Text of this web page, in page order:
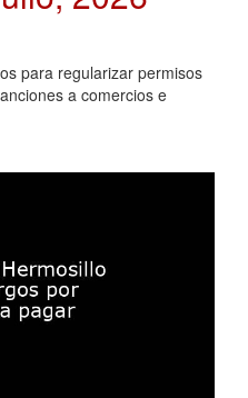
para regularizar permisos
a comercios e